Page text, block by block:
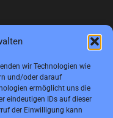
wir Technologien wie
und/oder darauf
ermöglicht uns die
eindeutigen IDs auf dieser
der Einwilligung kann